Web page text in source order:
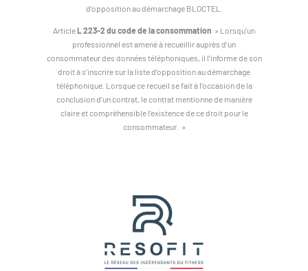
d’opposition au démarchage BLOCTEL.
ArticleL 223-2 du code de la consommation » Lorsqu’un
professionnel est amené à recueillir auprès d’un
consommateur des données téléphoniques, il l’informe de son
droit à s’inscrire sur la liste d’opposition au démarchage
téléphonique. Lorsque ce recueil se fait à l’occasion de la
conclusion d’un contrat, le contrat mentionne de manière
claire et compréhensible l’existence de ce droit pour le
consommateur. »